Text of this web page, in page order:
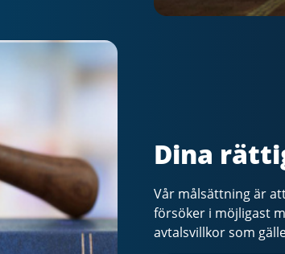
Dina
Vår målsättning är
försöker i möjligast
avtalsvillkor som